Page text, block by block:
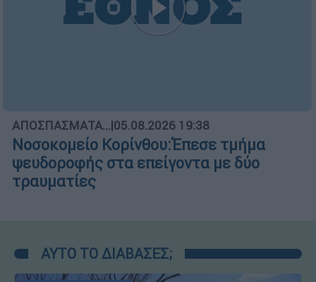
ΑΠΟΣΠΑΣΜΑΤΑ...|05.08.2026 19:38
Νοσοκομείο Κορίνθου:Έπεσε τμήμα
ψευδοροφής στα επείγοντα με δύο
τραυματίες
ΑΥΤΟ ΤΟ ΔΙΑΒΑΣΕΣ;